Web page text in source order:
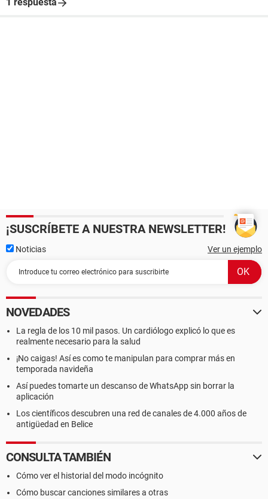
¡SUSCRÍBETE A NUESTRA NEWSLETTER!
Noticias Ver un ejemplo
NOVEDADES
La regla de los 10 mil pasos. Un cardiólogo explicó lo que es
realmente necesario para la salud
¡No caigas! Así es como te manipulan para comprar más en
temporada navideña
Así puedes tomarte un descanso de WhatsApp sin borrar la
aplicación
Los científicos descubren una red de canales de 4.000 años de
antigüedad en Belice
CONSULTA TAMBIÉN
Cómo ver el historial del modo incógnito
Cómo buscar canciones similares a otras